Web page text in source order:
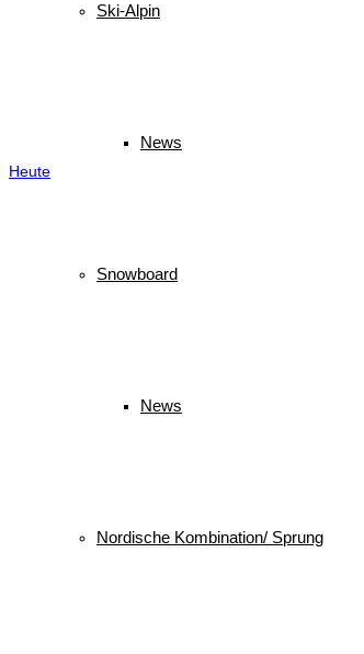
Ski-Alpin
News
Snowboard
News
Nordische Kombination/ Sprung
Heute